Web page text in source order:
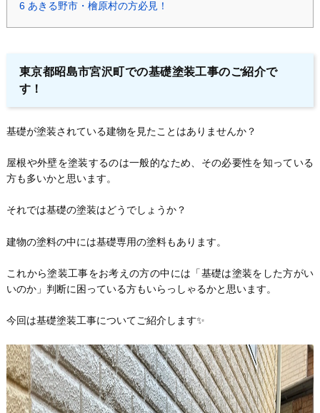
6あきる野市・檜原村の方必見！
東京都昭島市宮沢町での基礎塗装工事のご紹介で
す！
基礎が塗装されている建物を見たことはありませんか？
屋根や外壁を塗装するのは一般的なため、その必要性を知っている
方も多いかと思います。
それでは基礎の塗装はどうでしょうか？
建物の塗料の中には基礎専用の塗料もあります。
これから塗装工事をお考えの方の中には「基礎は塗装をした方がい
いのか」判断に困っている方もいらっしゃるかと思います。
今回は基礎塗装工事についてご紹介します✨